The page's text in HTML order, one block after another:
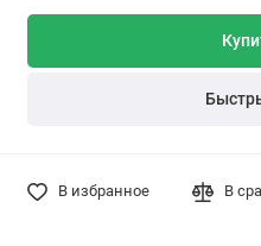
В избранное В